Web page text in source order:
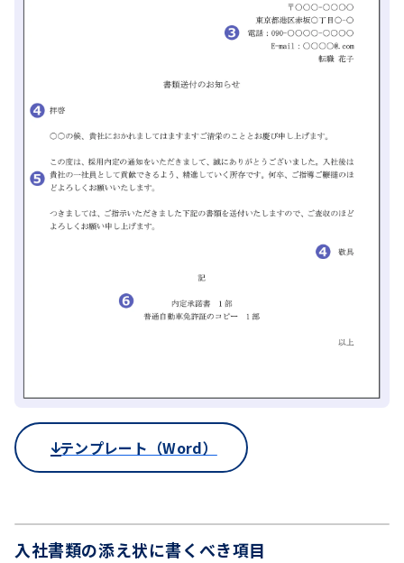
テンプレート（Word）
入社書類の添え状に書くべき項目